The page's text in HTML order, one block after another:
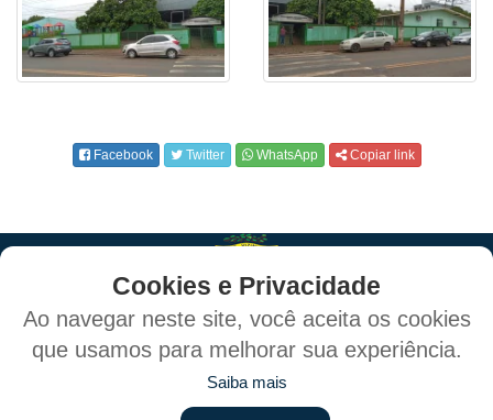
Facebook Twitter WhatsApp Copiar link
Política de Privacidade e Proteção de Dados
Cookies e Privacidade
Ao navegar neste site, você aceita os cookies
que usamos para melhorar sua experiência.
Saiba mais